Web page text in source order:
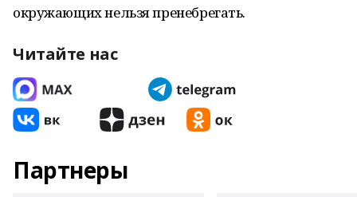
окружающих нельзя пренебрегать.
Читайте нас
Партнеры